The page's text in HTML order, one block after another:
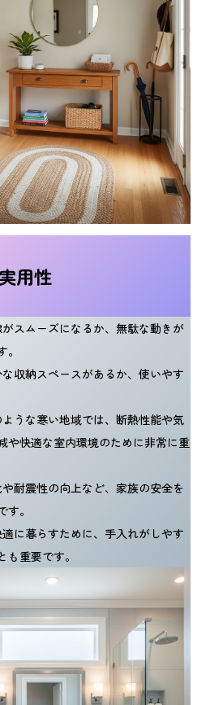
用性
スムーズになるか、無駄な動きが
収納スペースがあるか、使いやす
ような寒い地域では、断熱性能や気
や快適な室内環境のために非常に重
耐震性の向上など、家族の安全を
。
適に暮らすために、手入れがしやす
重要です。